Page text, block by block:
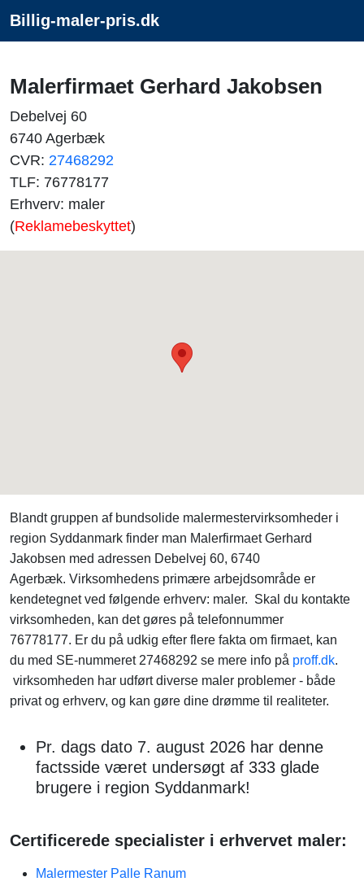
Billig-maler-pris.dk
Malerfirmaet Gerhard Jakobsen
Debelvej 60
6740 Agerbæk
CVR: 27468292
TLF: 76778177
Erhverv: maler
(Reklamebeskyttet)
Blandt gruppen af bundsolide malermestervirksomheder i
region Syddanmark finder man Malerfirmaet Gerhard
Jakobsen med adressen Debelvej 60, 6740
Agerbæk. Virksomhedens primære arbejdsområde er
kendetegnet ved følgende erhverv: maler. Skal du kontakte
virksomheden, kan det gøres på telefonnummer
76778177. Er du på udkig efter flere fakta om firmaet, kan
du med SE-nummeret 27468292 se mere info på proff.dk.
virksomheden har udført diverse maler problemer - både
privat og erhverv, og kan gøre dine drømme til realiteter.
Pr. dags dato 7. august 2026 har denne
factsside været undersøgt af 333 glade
brugere i region Syddanmark!
Certificerede specialister i erhvervet maler:
Malermester Palle Ranum